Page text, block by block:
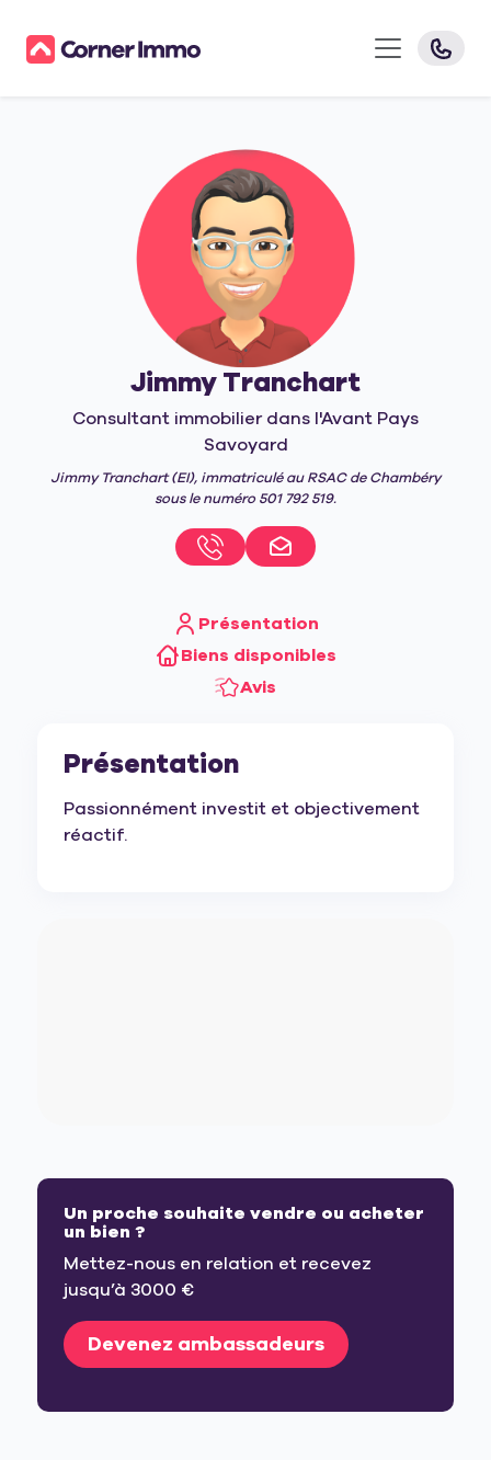
Jimmy Tranchart
Consultant immobilier dans l'Avant Pays
Savoyard
Jimmy Tranchart (EI), immatriculé au RSAC de Chambéry
sous le numéro 501 792 519.
Présentation
Biens disponibles
Avis
Présentation
Passionnément investit et objectivement
réactif.
Un proche souhaite vendre ou acheter
un bien ?
Mettez-nous en relation et recevez
jusqu’à 3000 €
Devenez ambassadeurs